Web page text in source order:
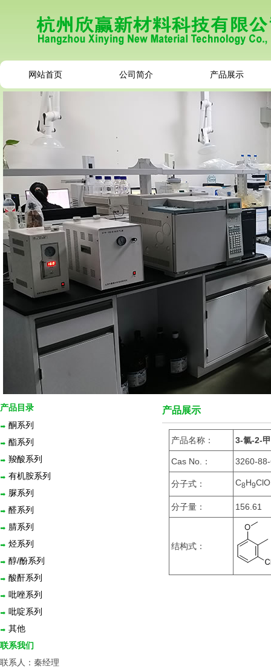
网站首页 公司简介 产品展示
产品目录
酮系列
酯系列
羧酸系列
有机胺系列
脲系列
醛系列
腈系列
烃系列
醇/酚系列
酸酐系列
吡唑系列
吡啶系列
其他
联系我们
联系人：秦经理
产品展示
产品名称： 3-氯-2-
Cas No.： 3260-
分子式： C8H9ClO
分子量： 156.61
结构式：